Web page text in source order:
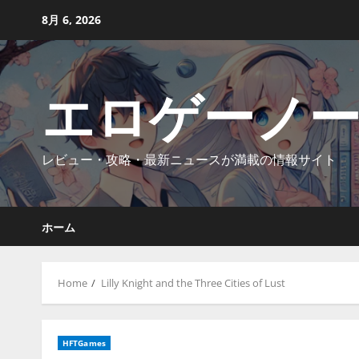
content
8月 6, 2026
エロゲーノ
レビュー・攻略・最新ニュースが満載の情報サイト
ホーム
Home Lilly Knight and the Three Cities of Lust
HFTGames